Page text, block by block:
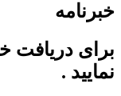
خبرنامه
برای دریافت
نمایید .